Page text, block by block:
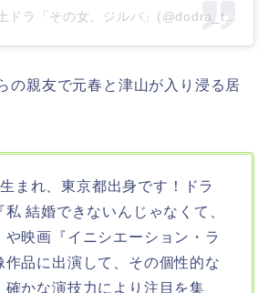
【公式】オトナの土ドラ「その女、ジルバ」(@dodra_tokaitv)がシェアした投稿
の親友で元春と津山が入り浸る居
まれ、東京都出身です！ドラ
結婚できないんじゃなくて、
や映画『イニシエーション・ラ
作品に出演して、その個性的な
確かな演技力により注目を集